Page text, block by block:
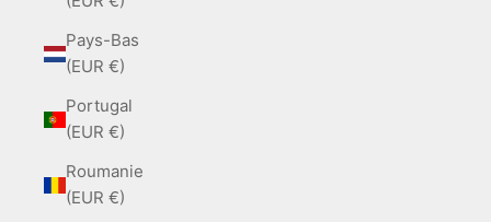
Pays-Bas
(EUR €)
Portugal
(EUR €)
Roumanie
(EUR €)